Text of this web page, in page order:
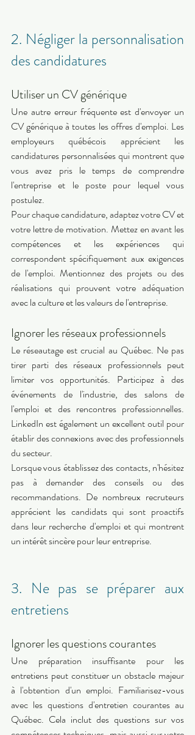
2. Négliger la personnalisation
des candidatures
Utiliser un CV générique
Une autre erreur fréquente est d'envoyer un
CV générique à toutes les offres d'emploi. Les
employeurs québécois apprécient les
candidatures personnalisées qui montrent que
vous avez pris le temps de comprendre
l'entreprise et le poste pour lequel vous
postulez.
Pour chaque candidature, adaptez votre CV et
votre lettre de motivation. Mettez en avant les
compétences et les expériences qui
correspondent spécifiquement aux exigences
de l'emploi. Mentionnez des projets ou des
réalisations qui prouvent votre adéquation
avec la culture et les valeurs de l'entreprise.
Ignorer les réseaux professionnels
Le réseautage est crucial au Québec. Ne pas
tirer parti des réseaux professionnels peut
limiter vos opportunités. Participez à des
événements de l'industrie, des salons de
l'emploi et des rencontres professionnelles.
LinkedIn est également un excellent outil pour
établir des connexions avec des professionnels
du secteur.
Lorsque vous établissez des contacts, n'hésitez
pas à demander des conseils ou des
recommandations. De nombreux recruteurs
apprécient les candidats qui sont proactifs
dans leur recherche d'emploi et qui montrent
un intérêt sincère pour leur entreprise.
3. Ne pas se préparer aux
entretiens
Ignorer les questions courantes
Une préparation insuffisante pour les
entretiens peut constituer un obstacle majeur
à l'obtention d'un emploi. Familiarisez-vous
avec les questions d'entretien courantes au
Québec. Cela inclut des questions sur vos